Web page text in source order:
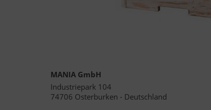
MANIA GmbH
Industriepark 104
74706 Osterburken - Deutschland